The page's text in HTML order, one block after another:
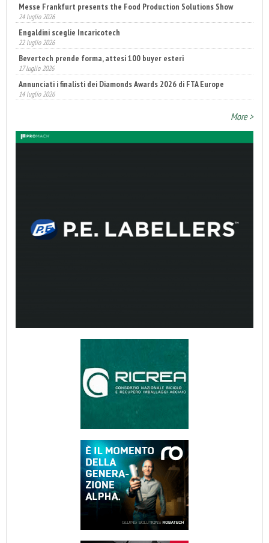
Messe Frankfurt presents the Food Production Solutions Show
24 luglio 2026
Engaldini sceglie Incaricotech
22 luglio 2026
Bevertech prende forma, attesi 100 buyer esteri
17 luglio 2026
Annunciati i finalisti dei Diamonds Awards 2026 di FTA Europe
14 luglio 2026
Fatturato record per l'industria cosmetica in Italia
More >